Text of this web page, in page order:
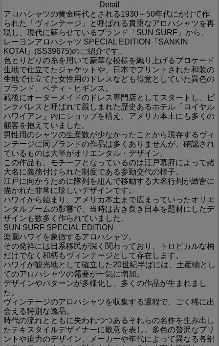
Detail
アロハシャツの黄金時代とされる1930～50年代にかけて作
られた「ヴィンテージ」と呼ばれる貴重なアロハシャツを再
現し、現代に蘇らせているブランド「SUN SURF」から、
レーヨンアロハシャツ SPECIAL EDITION「SANKIN
KOTAI」(SS39675)のご紹介です。
色とりどりの糸を用いて豪華な模様を織り上げるブロケード
生地で仕立てたジャケットや、日本でプリントされた和装の
生地で仕立てた女性用のドレスなども得意としていた異色の
ブランド、ベティ・ヒギンス。
戦後にオーダーメイドのドレス専門店としてスタートし、ピ
ンクパレスと呼ばれて親しまれた歴史あるホテル「ロイヤル
ハワイアン」内にショップを構え、アメリカ本土にも多くの
顧客を抱えていました。
男性用のシャツの生産数が少なかったことから現存するヴィ
ンテージに同ブランドの作品は多くありませんが、確認され
ているものは大半がオリエンタル・デザイン。
この作品も、モチーフとなっているのは江戸幕府によって諸
大名に義務付けられた制度である参勤交代の様子。
江戸に向かうために隊列を組んで移動する大名行列が緻密に
描かれた非常に珍しいデザインです。
ハワイから始まり、アメリカ本土まで広まっていったオリエ
ンタルブームの影響で、当時は古き良き日本を題材にしたデ
ザインも数多く作られていました。
SUN SURF SPECIAL EDITION
楽園ハワイを象徴するアロハシャツ。
その発祥には日系移民が深く関わっており、トロピカルな柄
だけでなく和柄もヴィンテージとして存在します。
ハワイが観光地として確立した20世紀半ばには、土産物とし
てのアロハシャツの需要が一気に増加。
デザインやパターンが多様化し、多くの作品が生まれまし
た。
ヴィンテージのアロハシャツを収集する過程で、ごく稀に出
会える特別な逸品。
時代の流れとともに失われつつあるそれらの名作を生み出し
たテキスタイルデザイナーに敬意を表し、多色の贅沢なプリ
ントや迫力のデザイン、メーカーや年代によって異なる各部